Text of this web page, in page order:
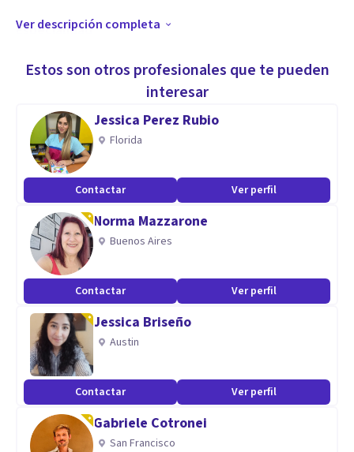
Especialidad
terapia familiar sistémica.
Ver descripción completa
Estos son otros profesionales que te pueden
interesar
Jessica Perez Rubio
Florida
Contactar Ver perfil
Norma Mazzarone
Buenos Aires
Contactar Ver perfil
Jessica Briseño
Austin
Contactar Ver perfil
Gabriele Cotronei
San Francisco